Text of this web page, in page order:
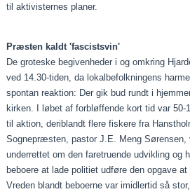
til aktivisternes planer.
Præsten kaldt 'fascistsvin'
De groteske begivenheder i og omkring
ved 14.30-tiden, da lokalbefolkningens
spontan reaktion: Der gik bud rundt i
kirken. I løbet af forbløffende kort tid var 50-
til aktion, deriblandt flere fiskere fra
Sognepræsten, pastor J.E. Meng Sørensen,
underrettet om den faretruende udvikling og
beboere at lade politiet udføre den opgave at
Vreden blandt beboerne var imidlertid så